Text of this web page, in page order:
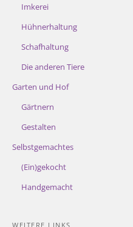
Imkerei
Hühnerhaltung
Schafhaltung
Die anderen Tiere
Garten und Hof
Gärtnern
Gestalten
Selbstgemachtes
(Ein)gekocht
Handgemacht
WEITERE LINKS